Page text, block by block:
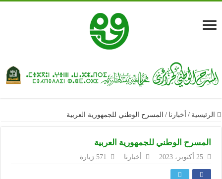
الرئيسية / أخبارنا / المسرح الوطني للجمهورية العربية
المسرح الوطني للجمهورية العربية
25 أكتوبر، 2023 أخبارنا 571 زيارة